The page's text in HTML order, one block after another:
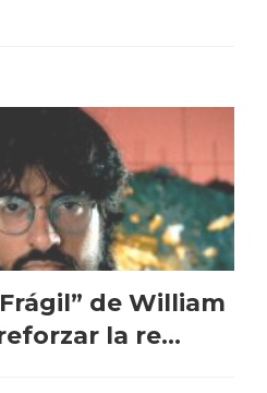
de William
la re...